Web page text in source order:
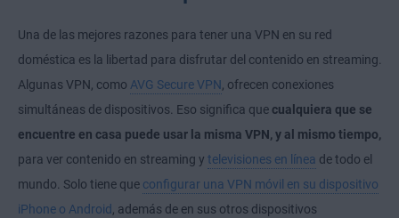
Una de las mejores razones para tener una VPN en su red
doméstica es la libertad para disfrutar del contenido en streaming.
Algunas VPN, como AVG Secure VPN, ofrecen conexiones
simultáneas de dispositivos. Eso significa que cualquiera que se
encuentre en casa puede usar la misma VPN, y al mismo tiempo,
para ver contenido en streaming y televisiones en línea de todo el
mundo. Solo tiene que configurar una VPN móvil en su dispositivo
iPhone o Android , además de en sus otros dispositivos